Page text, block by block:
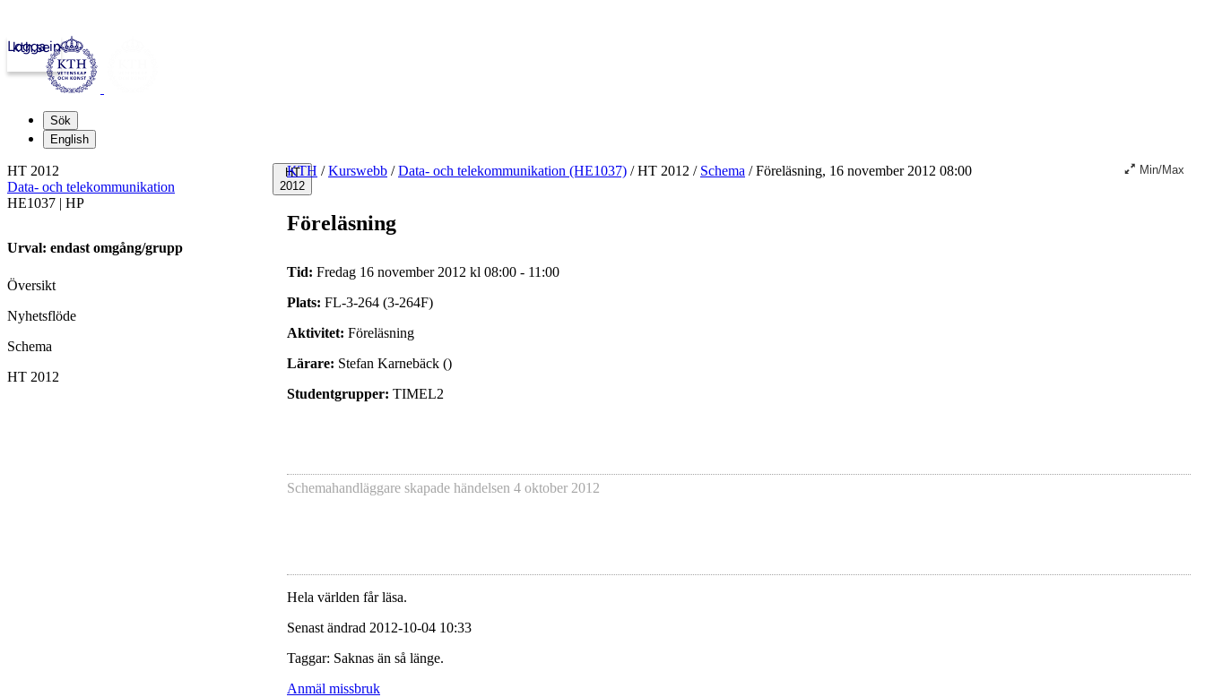
kth.se
Logga in
Sök
English
HT
2012
KTH / Kurswebb / Data- och telekommunikation (HE1037) /HT 2012 / Schema /Föreläsning, 16 november 2012 08:00 Min/Max
Föreläsning
Tid: Fredag 16 november 2012 kl 08:00 - 11:00
Plats: FL-3-264 (3-264F)
Aktivitet: Föreläsning
Lärare: Stefan Karnebäck ()
Studentgrupper: TIMEL2
Schemahandläggare skapade händelsen 4 oktober 2012
Hela världen får läsa.
Senast ändrad 2012-10-04 10:33
Taggar: Saknas än så länge.
Anmäl missbruk
HT 2012
Data- och telekommunikation
HE1037 | HP
Urval: endast omgång/grupp
Översikt
Nyhetsflöde
Schema
HT 2012